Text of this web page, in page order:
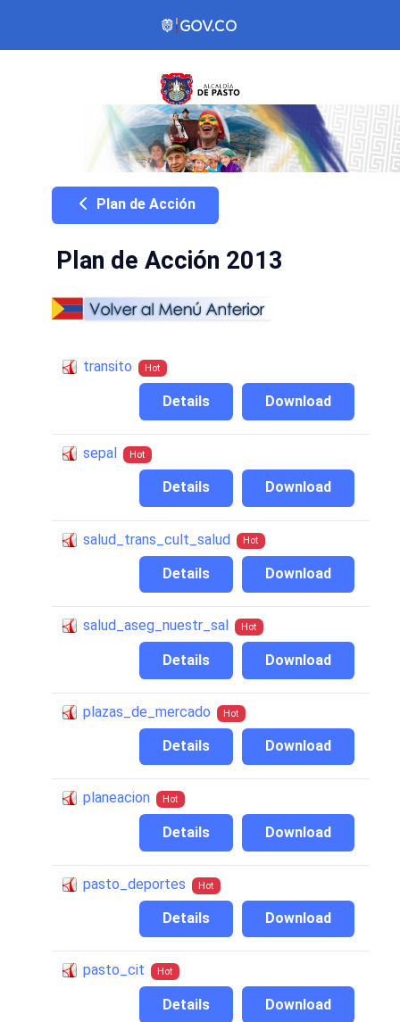
Plan de Acción
Plan de Acción 2013
transito Hot
Download
Details
sepal Hot
Download
Details
salud_trans_cult_salud Hot
Download
Details
salud_aseg_nuestr_sal Hot
Download
Details
plazas_de_mercado Hot
Download
Details
planeacion Hot
Download
Details
pasto_deportes Hot
Download
Details
pasto_cit Hot
Download
Details